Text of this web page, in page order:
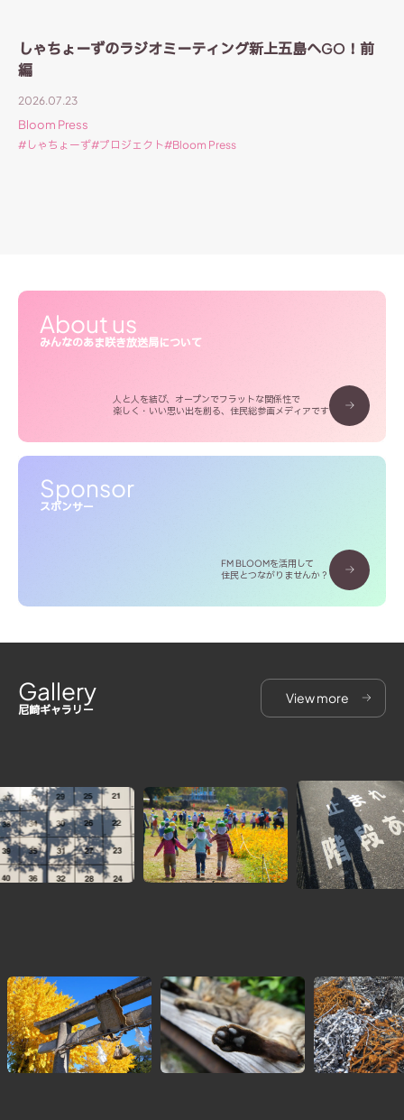
しゃちょーずのラジオミーティング新上五島へGO！前
編
2026.07.23
Bloom Press
しゃちょーず プロジェクト Bloom Press
みんなのあま咲き放送局について
About us
人と人を結び、オープンでフラットな関係性で
楽しく・いい思い出を創る、住民総参画メディアです
スポンサー
Sponsor
FM BLOOMを活用して
住民とつながりませんか？
尼崎ギャラリー
Gallery View more